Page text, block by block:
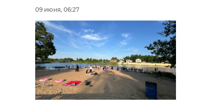
09 июня, 06:27
08 июня, 20:18